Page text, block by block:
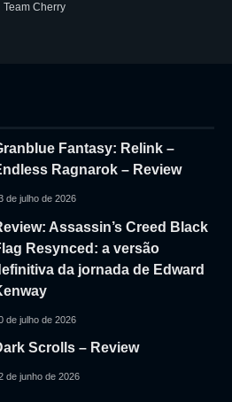
Team Cherry
Fantasy: Relink –
Ragnarok – Review
de julho de 2026
Assassin’s Creed Black
Resynced: a versão
da jornada de Edward
de julho de 2026
Scrolls – Review
de junho de 2026